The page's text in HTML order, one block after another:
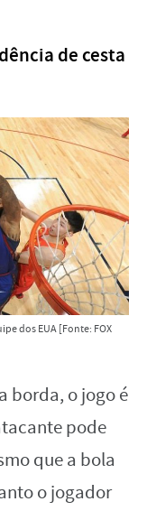
de cesta
dos EUA [Fonte: FOX
borda, o jogo é
pode
que a bola
o jogador